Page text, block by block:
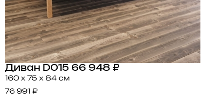
Диван D015 66 948 ₽
160 x 75 x 84 см
76 991 ₽